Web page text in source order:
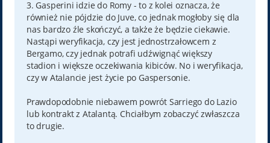
3. Gasperini idzie do Romy - to z kolei oznacza, że
również nie pójdzie do Juve, co jednak mogłoby się dla
nas bardzo źle skończyć, a także że będzie ciekawie.
Nastąpi weryfikacja, czy jest jednostrzałowcem z
Bergamo, czy jednak potrafi udźwignąć większy
stadion i większe oczekiwania kibiców. No i weryfikacja,
czy w Atalancie jest życie po Gaspersonie.
Prawdopodobnie niebawem powrót Sarriego do Lazio
lub kontrakt z Atalantą. Chciałbym zobaczyć zwłaszcza
to drugie.